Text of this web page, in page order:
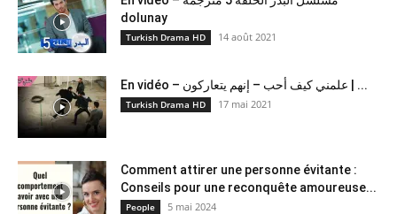
dolunay
Turkish Drama HD 14 août 2021
En vidéo – علمني كيف أحب – إنهم يتعاركون ​| ...
Turkish Drama HD 17 mai 2021
Comment attirer une personne évitante :
Conseils pour une reconquête amoureuse...
People 5 mai 2024